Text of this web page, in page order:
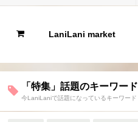
LaniLani market
「特集」話題のキーワード
今LaniLaniで話題になっているキーワード